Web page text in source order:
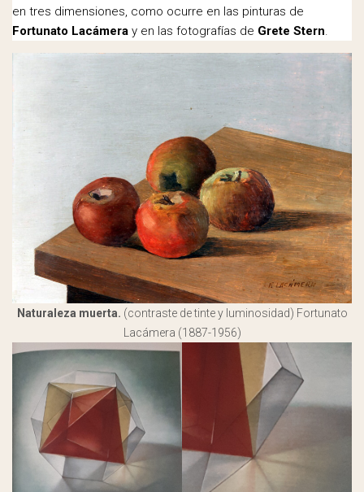
en tres dimensiones, como ocurre en las pinturas de
Fortunato Lacámera y en las fotografías de Grete Stern.
Naturaleza muerta. (contraste de tinte y luminosidad) Fortunato
Lacámera (1887-1956)